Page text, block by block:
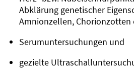
Abklärung genetischer
Amnionzellen, Chorionzotten
Serumuntersuchungen und
gezielte